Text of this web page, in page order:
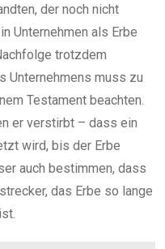
der noch nicht
Unternehmen als Erbe
trotzdem
Unternehmens muss zu
Testament beachten.
er verstirbt – dass ein
wird, bis der Erbe
auch bestimmen, dass
das Erbe so lange